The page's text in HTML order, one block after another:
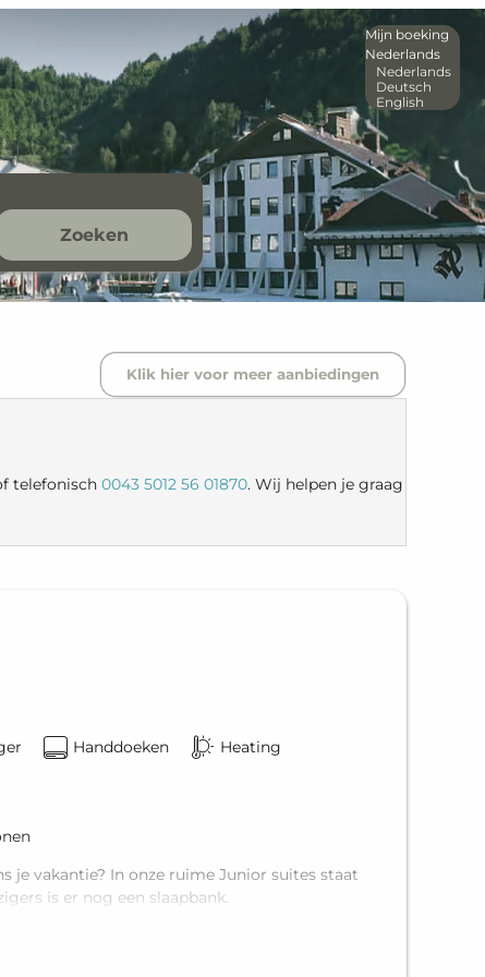
Zoeken
Mijn boeking
Nederlands
Nederlands
Deutsch
English
Klik hier voor meer aanbiedingen
telefonisch 0043 5012 56 01870. Wij helpen je graag
Handdoeken Heating
je vakantie? In onze ruime Junior suites staat
is er nog een slaapbank.